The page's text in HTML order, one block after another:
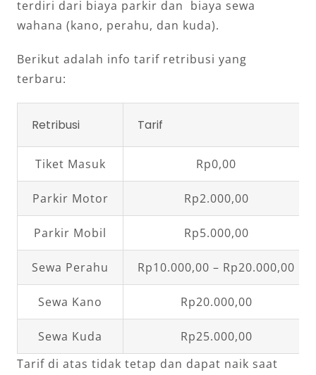
terdiri dari biaya parkir dan biaya sewa
wahana (kano, perahu, dan kuda).
Berikut adalah info tarif retribusi yang
terbaru:
Retribusi Tarif
Tiket Masuk Rp0,00
Parkir Motor Rp2.000,00
Parkir Mobil Rp5.000,00
Sewa Perahu Rp10.000,00 – Rp20.000,00
Sewa Kano Rp20.000,00
Sewa Kuda
Rp25.000,00
Tarif di atas tidak tetap dan dapat naik saat